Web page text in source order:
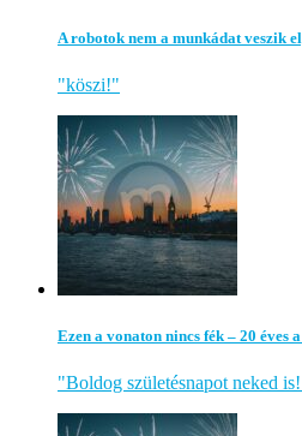
A robotok nem a munkádat veszik
"köszi!"
Ezen a vonaton nincs fék – 20 éves
"Boldog születésnapot neked